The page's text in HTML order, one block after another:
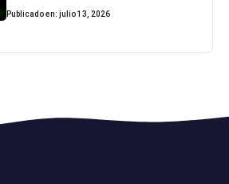
Publicado en: julio 13, 2026